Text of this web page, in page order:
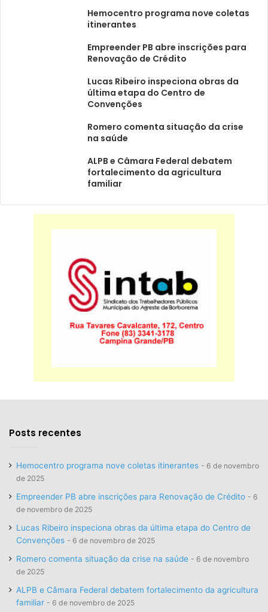
Hemocentro programa nove coletas
itinerantes
Empreender PB abre inscrições para
Renovação de Crédito
Lucas Ribeiro inspeciona obras da
última etapa do Centro de
Convenções
Romero comenta situação da crise
na saúde
ALPB e Câmara Federal debatem
fortalecimento da agricultura
familiar
Posts recentes
Hemocentro programa nove coletas itinerantes
6 de novembro
de 2025
Empreender PB abre inscrições para Renovação de Crédito
6
de novembro de 2025
Lucas Ribeiro inspeciona obras da última etapa do Centro de
Convenções
6 de novembro de 2025
Romero comenta situação da crise na saúde
6 de novembro
de 2025
ALPB e Câmara Federal debatem fortalecimento da agricultura
familiar
6 de novembro de 2025